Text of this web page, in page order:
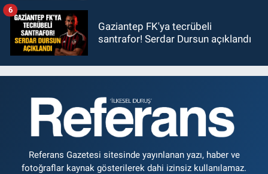
Gaziantep FK'ya tecrübeli
santrafor! Serdar Dursun açıklandı
6
Referans Gazetesi sitesinde yayınlanan yazı, haber ve
fotoğraflar kaynak gösterilerek dahi izinsiz kullanılamaz.